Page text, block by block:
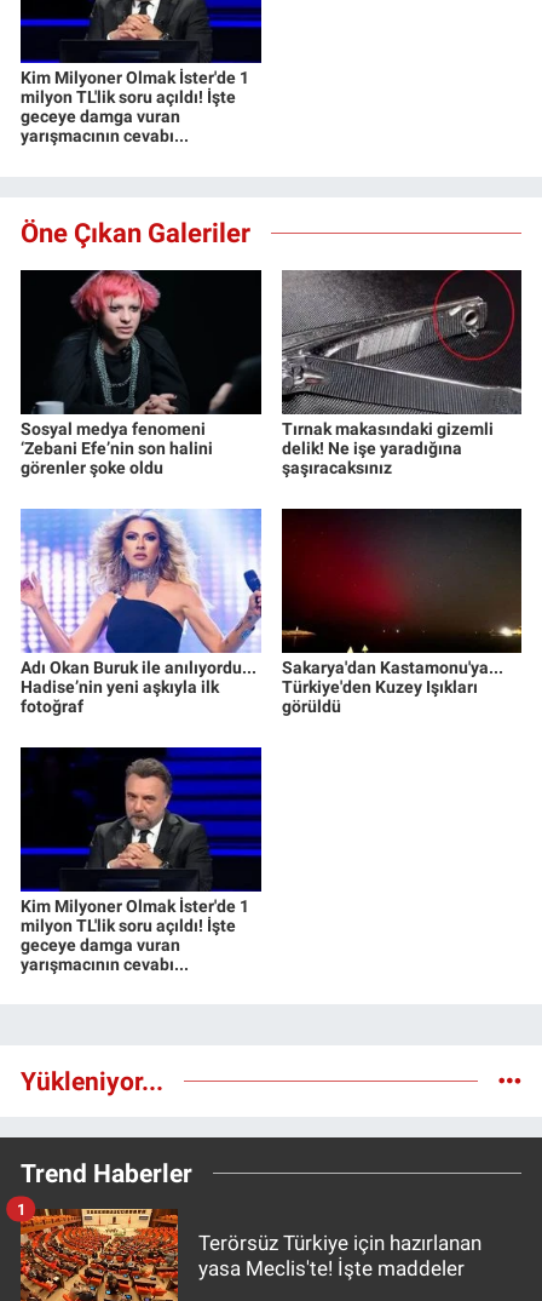
Kim Milyoner Olmak İster'de 1
milyon TL'lik soru açıldı! İşte
geceye damga vuran
yarışmacının cevabı...
Öne Çıkan Galeriler
Sosyal medya fenomeni
‘Zebani Efe’nin son halini
görenler şoke oldu
Tırnak makasındaki gizemli
delik! Ne işe yaradığına
şaşıracaksınız
Adı Okan Buruk ile anılıyordu...
Hadise’nin yeni aşkıyla ilk
fotoğraf
Sakarya'dan Kastamonu'ya...
Türkiye'den Kuzey Işıkları
görüldü
Kim Milyoner Olmak İster'de 1
milyon TL'lik soru açıldı! İşte
geceye damga vuran
yarışmacının cevabı...
Yükleniyor...
Trend Haberler
Terörsüz Türkiye için hazırlanan
yasa Meclis'te! İşte maddeler
1